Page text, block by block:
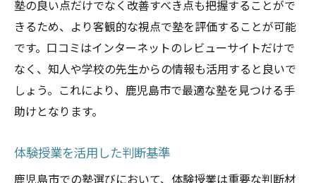
塾の良い点だけでなく改善すべき点も把握することがで
きるため、より客観的な視点で塾を評価することが可能
です。口コミはインターネットのレビューサイトだけで
なく、知人や学校の先生からの情報も活用すると良いで
しょう。これにより、鹿児島市で最適な塾を見つける手
助けとなります。
体験授業を活用した判断基準